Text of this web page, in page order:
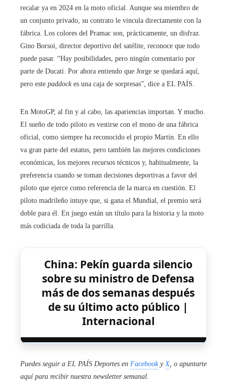
recalar ya en 2024 en la moto oficial. Aunque sea miembro de
un conjunto privado, su contrato le vincula directamente con la
fábrica. Los colores del Pramac son, prácticamente, un disfraz.
Gino Borsoi, director deportivo del satélite, reconoce que todo
puede pasar. “Hay posibilidades, pero ningún comentario por
parte de Ducati. Por ahora entiendo que Jorge se quedará aquí,
pero este paddockes una caja de sorpresas”, dice a EL PAÍS.
En MotoGP, al fin y al cabo, las apariencias importan. Y mucho.
El sueño de todo piloto es vestirse con el mono de una fábrica
oficial, como siempre ha reconocido el propio Martín. En ello
va gran parte del estatus, pero también las mejores condiciones
económicas, los mejores recursos técnicos y, habitualmente, la
preferencia cuando se toman decisiones deportivas a favor del
piloto que ejerce como referencia de la marca en cuestión. El
piloto madrileño intuye que, si gana el Mundial, el premio será
doble para él. En juego están un título para la historia y la moto
más codiciada de toda la parrilla.
China: Pekín guarda silencio
sobre su ministro de Defensa
más de dos semanas después
de su último acto público |
Internacional
Puedes seguir a EL PAÍS Deportes en FacebookyX, o apuntarte
aquí para recibir nuestra newsletter semanal.